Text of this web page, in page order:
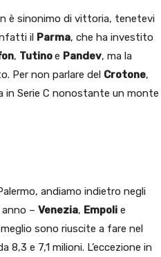
è sinonimo di vittoria, tenetevi
il Parma, che ha investito
, Tutinoe Pandev, ma la
Per non parlare del Crotone,
in Serie C nonostante un monte
andiamo indietro negli
– Venezia, Empoli e
sono riuscite a fare nel
8,3 e 7,1 milioni. L’eccezione in